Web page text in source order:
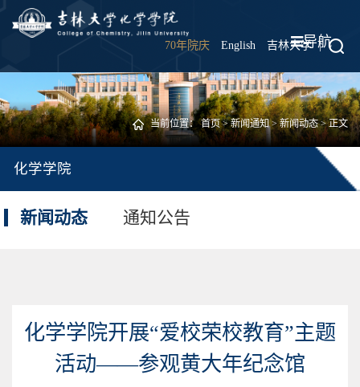
70年院庆 English 吉林大学 |
导航
当前位置：首页>新闻通知>新闻动态> 正文
化学学院
新闻动态 通知公告
化学学院开展“爱校荣校教育”主题
活动——参观黄大年纪念馆